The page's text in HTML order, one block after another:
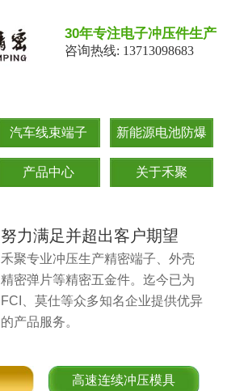
30年专注电子冲压件生产
咨询热线: 13713098683
汽车线束端子 新能源电池防爆
片
产品中心 关于禾聚
努力满足并超出客户期望
禾聚专业冲压生产精密端子、外壳
精密弹片等精密五金件。迄今已为
FCI、莫仕等众多知名企业提供优异
的产品服务。
高速连续冲压模具